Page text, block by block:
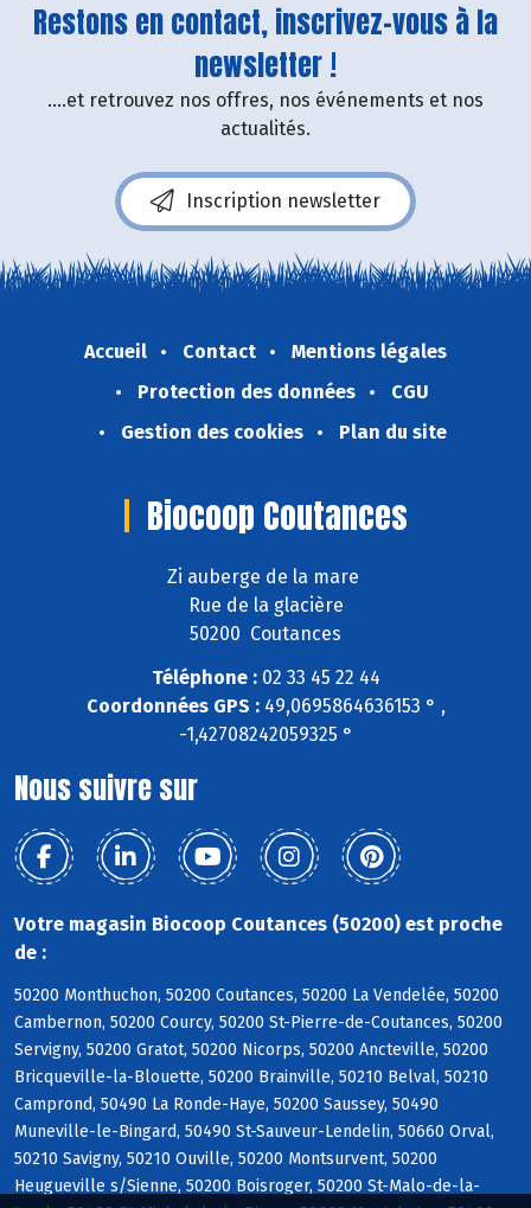
Restons en contact, inscrivez-vous à la
newsletter !
....et retrouvez nos offres, nos événements et nos
actualités.
Inscription newsletter
Accueil Contact
Mentions légales
Protection des données
CGU
Gestion des cookies
Plan du site
Biocoop Coutances
Zi auberge de la mare
Rue de la glacière
50200 Coutances
Téléphone :02 33 45 22 44
Coordonnées GPS :49,0695864636153 ° ,
-1,42708242059325 °
Nous suivre sur
Votre magasin Biocoop Coutances (50200) est proche
de :
50200 Monthuchon, 50200 Coutances, 50200 La Vendelée, 50200
Cambernon, 50200 Courcy, 50200 St-Pierre-de-Coutances, 50200
Servigny, 50200 Gratot, 50200 Nicorps, 50200 Ancteville, 50200
Bricqueville-la-Blouette, 50200 Brainville, 50210 Belval, 50210
Camprond, 50490 La Ronde-Haye, 50200 Saussey, 50490
Muneville-le-Bingard, 50490 St-Sauveur-Lendelin, 50660 Orval,
50210 Savigny, 50210 Ouville, 50200 Montsurvent, 50200
Heugueville s/Sienne, 50200 Boisroger, 50200 St-Malo-de-la-